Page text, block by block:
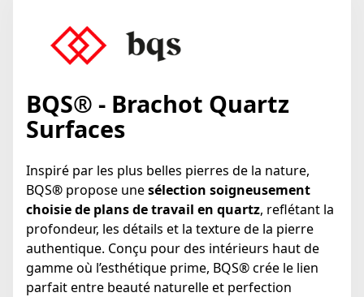
BQS® - Brachot Quartz
Surfaces
Inspiré par les plus belles pierres de la nature,
BQS® propose unesélection soigneusement
choisie de plans de travail en quartz, reflétant la
profondeur, les détails et la texture de la pierre
authentique. Conçu pour des intérieurs haut de
gamme où l’esthétique prime, BQS® crée le lien
parfait entre beauté naturelle et perfection